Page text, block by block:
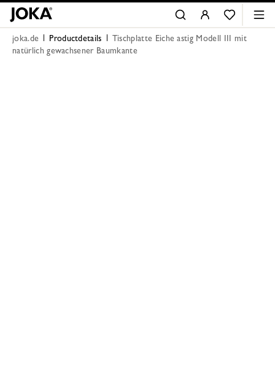
joka.de Productdetails
Tischplatte Eiche astig Modell III mit
natürlich gewachsener Baumkante